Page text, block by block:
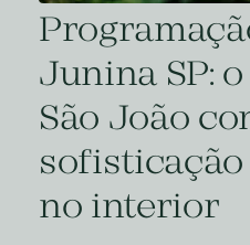
Junina SP:
São João
no interior